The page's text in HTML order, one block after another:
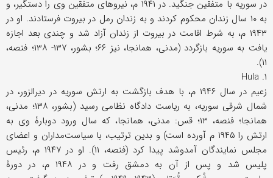
در سوریه با متفقین جنگید. در ۱۹۴۱ م، نیروهای متفقین وی را دستگیر، و
به ۱۰ سال زندان محکوم کردند و به زندان رمل در بیروت فرستادند. او در
۱۹۴۳ م، به شرط اقامت در بیروت از زندان آزاد شد و چندی بعد اجازه
یافت به سوریه بازگردد (مدنی، همانجا، نیز ۶۶؛ بشور، ۱۳۷- ۱۳۸؛ فنصه،
۱۱).
۱. Hula
زعیم در سال ۱۹۴۶ م، با هدف بازگشت به ارتش سوریه در دیرالزور، در
شمال شرقی سوریه، به ریاست دادگاه نظامی رسید (بشور، ۱۳۸؛ مدنی،
همانجا؛ فنصه، ۱۳؛ قس: مدنی، همانجا، که سال ورود دوبارۀ وی به
ارتش را ۱۹۴۵ م آورده است) و بدین ترتیب، با سیاست‌مداران و اعضای
مجلس نمایندگان آمدوشد پیدا کرد (فنصه، ۱۱). او در ۱۹۴۷ م، رئیس
پلیس شد و پس از آن به دمشق رفت و در ۱۹۴۸ م، در دورۀ